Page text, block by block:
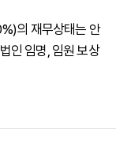
의 재무상태는 안
인 임명, 임원 보상